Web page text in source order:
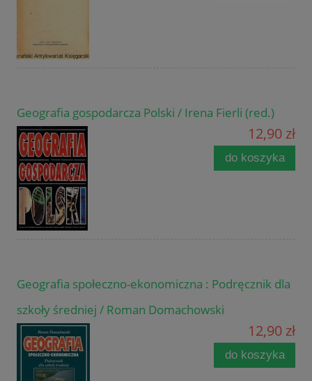
Geografia gospodarcza Polski / Irena Fierli (red.)
12,90 zł
do koszyka
Geografia społeczno-ekonomiczna : Podręcznik dla
szkoły średniej / Roman Domachowski
12,90 zł
do koszyka